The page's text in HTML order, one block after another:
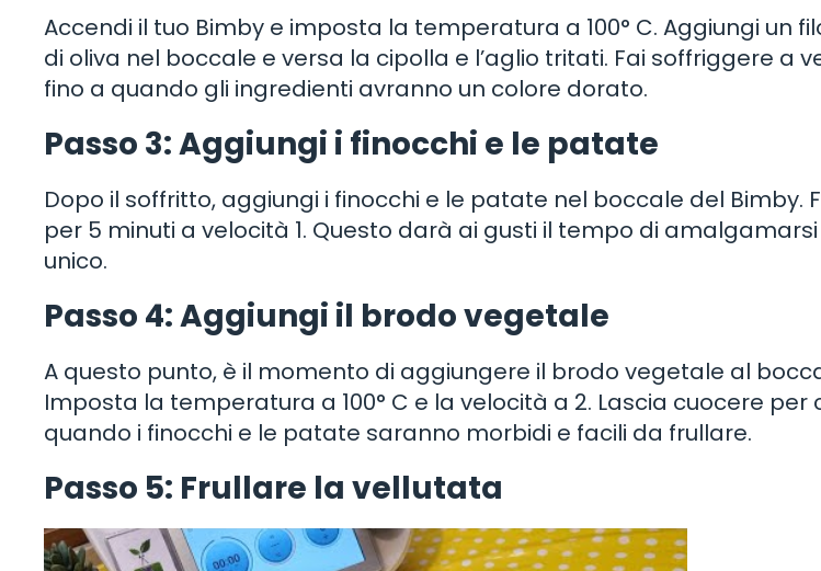
Accendi il tuo Bimby e imposta la temperatura a 100° C. Aggiungi un
di oliva nel boccale e versa la cipolla e l’aglio tritati. Fai soffriggere a
fino a quando gli ingredienti avranno un colore dorato.
Passo 3: Aggiungi i finocchi e le patate
Dopo il soffritto, aggiungi i finocchi e le patate nel boccale del Bimby.
per 5 minuti a velocità 1. Questo darà ai gusti il tempo di
unico.
Passo 4: Aggiungi il brodo vegetale
A questo punto, è il momento di aggiungere il brodo vegetale al
Imposta la temperatura a 100° C e la velocità a 2. Lascia cuocere per
quando i finocchi e le patate saranno morbidi e facili da frullare.
Passo 5: Frullare la vellutata